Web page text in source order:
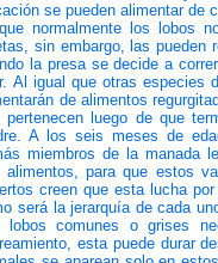
se pueden alimentar de
normalmente los lobos
sin embargo, las pueden
la presa se decide a
Al igual que otras especies
de alimentos
pertenecen luego de que
A los seis meses de
miembros de la manada
alimentos, para que estos
creen que esta lucha
será la jerarquía de cada
lobos comunes o grises
esta puede durar